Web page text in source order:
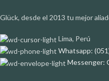
Glück, desde el 2013 tu mejor
Lima, Perú
Whatsapp:
Messenger: